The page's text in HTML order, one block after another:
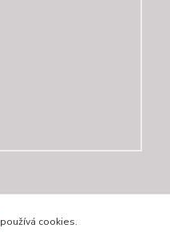
používá cookies.